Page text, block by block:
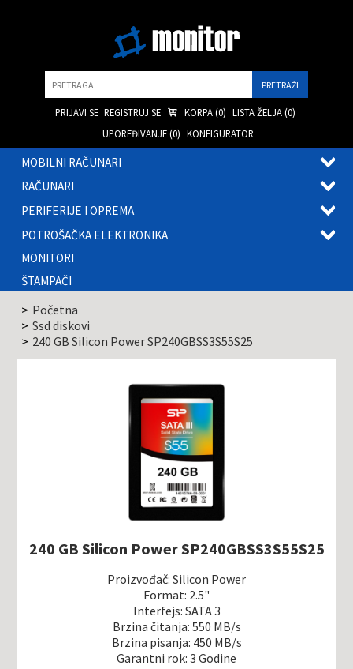
PRIJAVI SE REGISTRUJ SE KORPA (0) LISTA ŽELJA (0)
UPOREĐIVANJE (0) KONFIGURATOR
MOBILNI RAČUNARI
RAČUNARI
PERIFERIJE I OPREMA
POTROŠAČKA ELEKTRONIKA
MONITORI
ŠTAMPAČI
Početna
Ssd diskovi
240 GB Silicon Power SP240GBSS3S55S25
240 GB Silicon Power SP240GBSS3S55S25
Proizvođač: Silicon Power
Format: 2.5"
Interfejs: SATA 3
Brzina čitanja: 550 MB/s
Brzina pisanja: 450 MB/s
Garantni rok: 3 Godine